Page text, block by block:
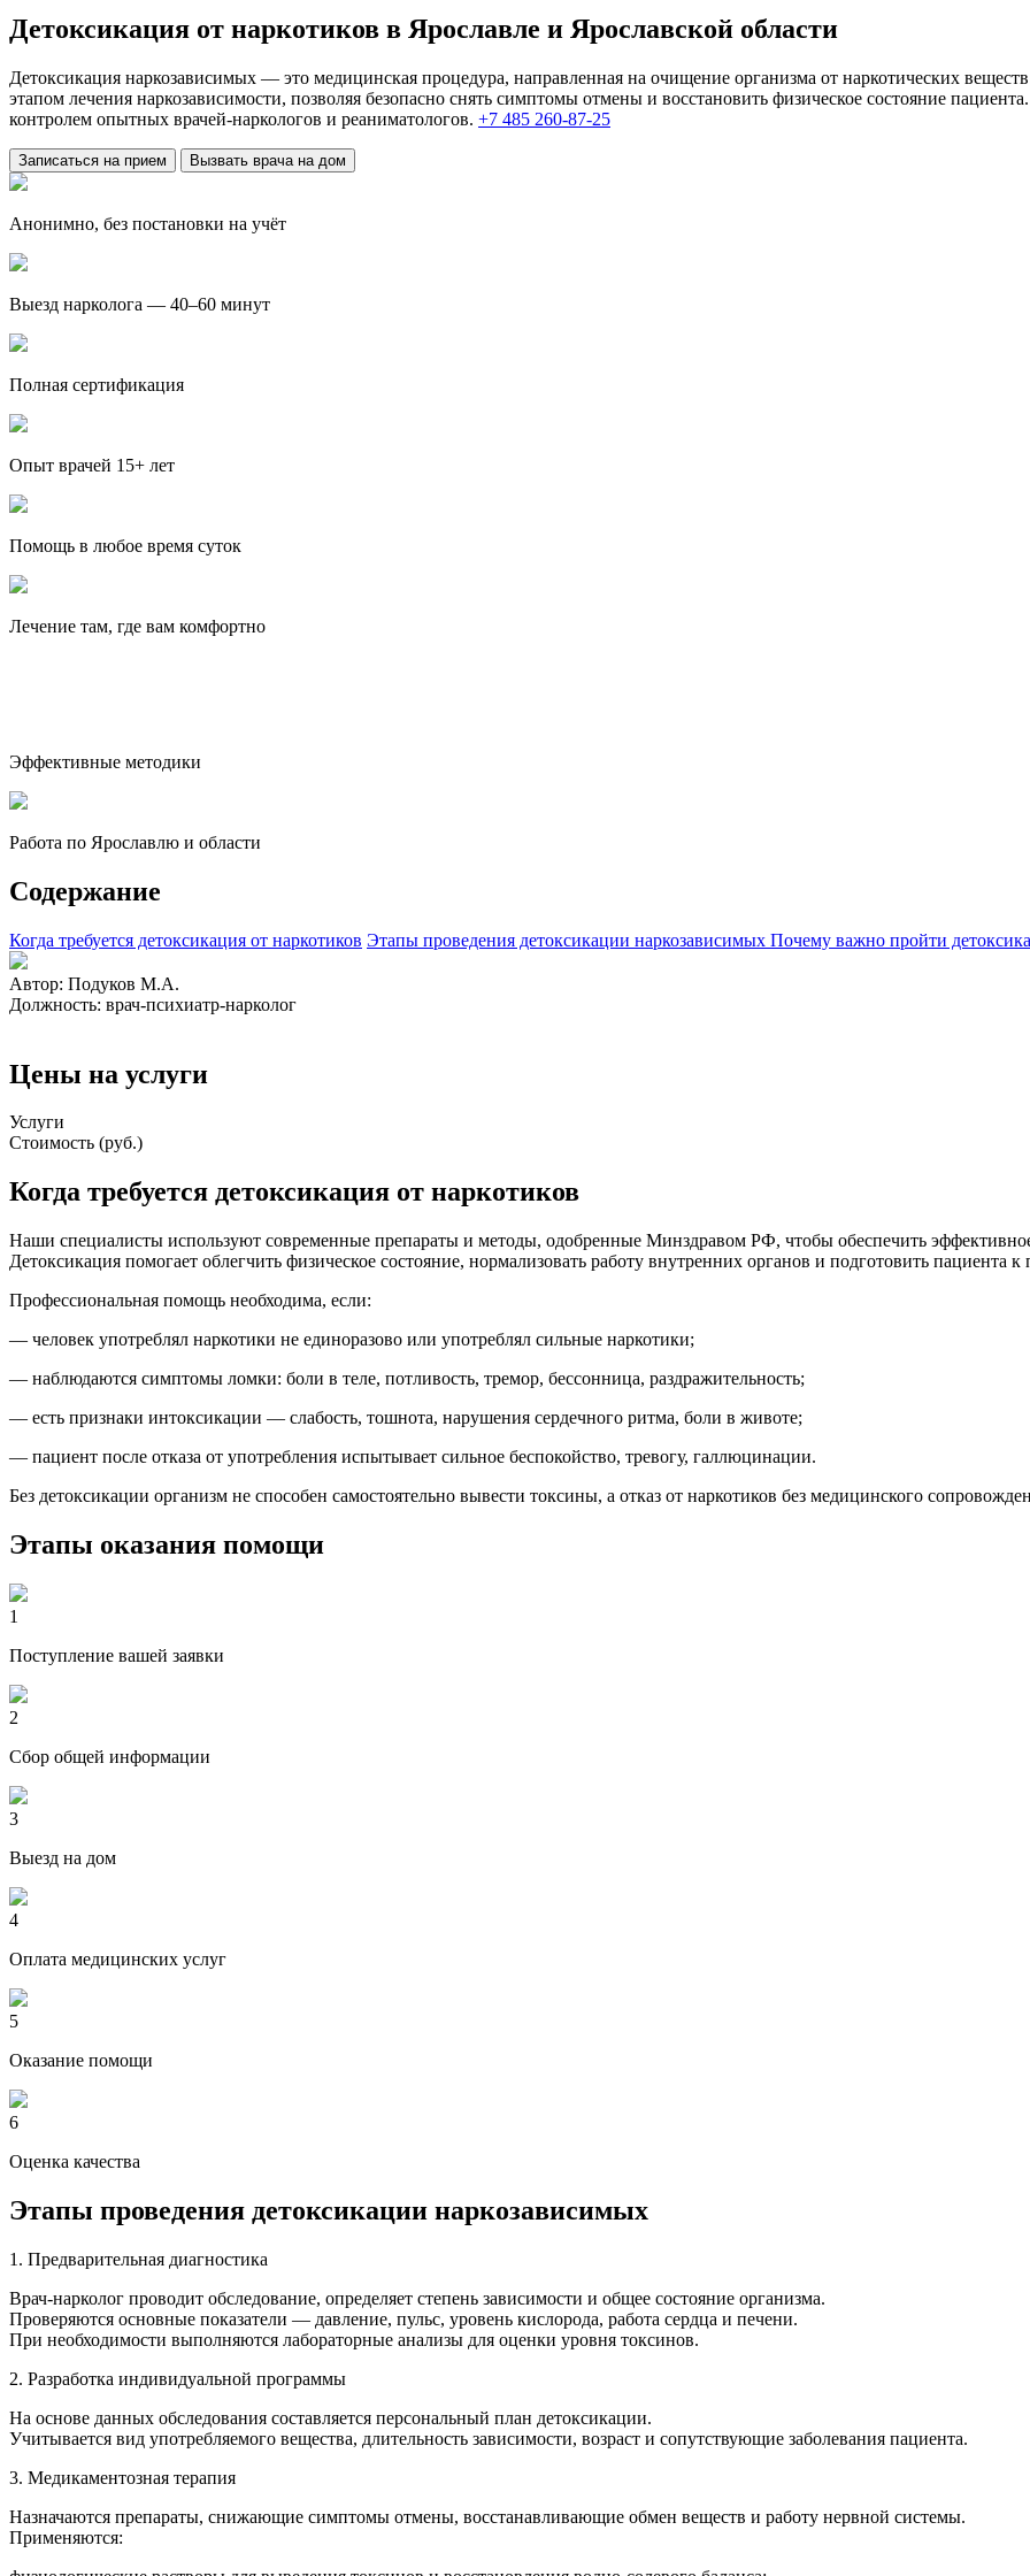
Детоксикация от наркотиков в Ярославле и Ярославской области
Детоксикация наркозависимых — это медицинская процедура, направленная на очищение организма от наркотических
этапом лечения наркозависимости, позволяя безопасно снять симптомы отмены и восстановить физическое состояние
контролем опытных врачей-наркологов и реаниматологов. +7 485 260-87-25
Записаться на прием Вызвать врача на дом
Анонимно, без постановки на учёт
Выезд нарколога — 40–60 минут
Полная сертификация
Опыт врачей 15+ лет
Помощь в любое время суток
Лечение там, где вам комфортно
Эффективные методики
Работа по Ярославлю и области
Содержание
Когда требуется детоксикация от наркотиков Этапы проведения детоксикации наркозависимых Почему важно пройти
Автор: Подуков М.А.
Должность: врач-психиатр-нарколог
Цены на услуги
Услуги
Стоимость (руб.)
Когда требуется детоксикация от наркотиков
Наши специалисты используют современные препараты и методы, одобренные Минздравом РФ, чтобы обеспечить
Детоксикация помогает облегчить физическое состояние, нормализовать работу внутренних органов и подготовить
Профессиональная помощь необходима, если:
— человек употреблял наркотики не единоразово или употреблял сильные наркотики;
— наблюдаются симптомы ломки: боли в теле, потливость, тремор, бессонница, раздражительность;
— есть признаки интоксикации — слабость, тошнота, нарушения сердечного ритма, боли в животе;
— пациент после отказа от употребления испытывает сильное беспокойство, тревогу, галлюцинации.
Без детоксикации организм не способен самостоятельно вывести токсины, а отказ от наркотиков без медицинского
Этапы оказания помощи
1
Поступление вашей заявки
2
Сбор общей информации
3
Выезд на дом
4
Оплата медицинских услуг
5
Оказание помощи
6
Оценка качества
Этапы проведения детоксикации наркозависимых
1. Предварительная диагностика
Врач-нарколог проводит обследование, определяет степень зависимости и общее состояние организма.
Проверяются основные показатели — давление, пульс, уровень кислорода, работа сердца и печени.
При необходимости выполняются лабораторные анализы для оценки уровня токсинов.
2. Разработка индивидуальной программы
На основе данных обследования составляется персональный план детоксикации.
Учитывается вид употребляемого вещества, длительность зависимости, возраст и сопутствующие заболевания пациента.
3. Медикаментозная терапия
Назначаются препараты, снижающие симптомы отмены, восстанавливающие обмен веществ и работу нервной системы.
Применяются: